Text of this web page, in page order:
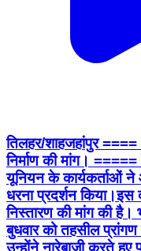
तिलहर/शाहजहांपुर
निर्माण की मांग।
यूनियन के
धरना प्रदर्शन
निस्तारण की मांग की है।
बुधवार को तहसील
उन्होंने नारेबाजी करते हुए